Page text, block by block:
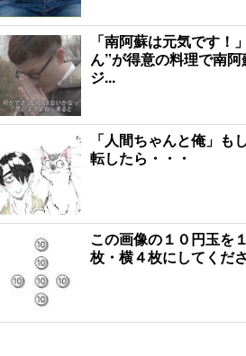
「南阿蘇は元気です！
ん”が得意の料理で南
ジ...
「人間ちゃんと俺」も
転したら・・・
この画像の１０円玉を
枚・横４枚にしてくだ